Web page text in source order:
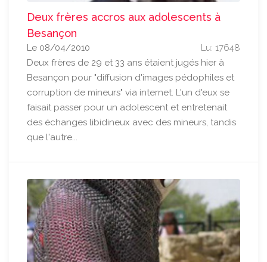
Deux frères accros aux adolescents à
Besançon
Lu: 17648
Le 08/04/2010
Deux frères de 29 et 33 ans étaient jugés hier à
Besançon pour "diffusion d'images pédophiles et
corruption de mineurs" via internet. L'un d'eux se
faisait passer pour un adolescent et entretenait
des échanges libidineux avec des mineurs, tandis
que l'autre...